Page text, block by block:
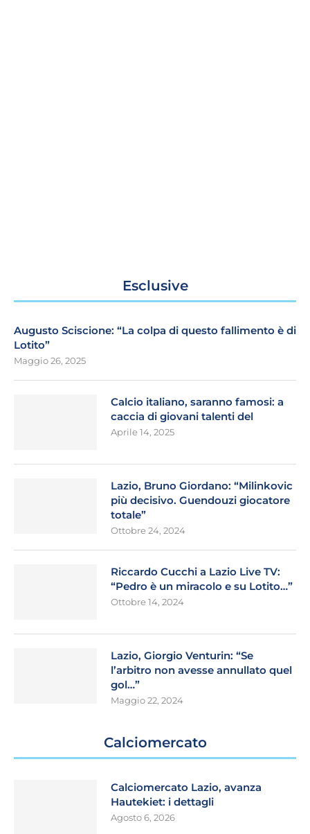
Esclusive
Augusto Sciscione: “La colpa di questo fallimento è di
Lotito”
Maggio 26, 2025
Calcio italiano, saranno famosi: a
caccia di giovani talenti del
Aprile 14, 2025
Lazio, Bruno Giordano: “Milinkovic
più decisivo. Guendouzi giocatore
totale”
Ottobre 24, 2024
Riccardo Cucchi a Lazio Live TV:
“Pedro è un miracolo e su Lotito…”
Ottobre 14, 2024
Lazio, Giorgio Venturin: “Se
l’arbitro non avesse annullato quel
gol…”
Maggio 22, 2024
Calciomercato
Calciomercato Lazio, avanza
Hautekiet: i dettagli
Agosto 6, 2026